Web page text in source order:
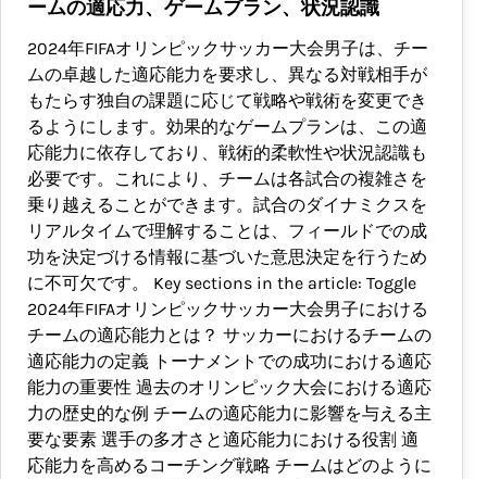
ームの適応力、ゲームプラン、状況認識
2024年FIFAオリンピックサッカー大会男子は、チー
ムの卓越した適応能力を要求し、異なる対戦相手が
もたらす独自の課題に応じて戦略や戦術を変更でき
るようにします。効果的なゲームプランは、この適
応能力に依存しており、戦術的柔軟性や状況認識も
必要です。これにより、チームは各試合の複雑さを
乗り越えることができます。試合のダイナミクスを
リアルタイムで理解することは、フィールドでの成
功を決定づける情報に基づいた意思決定を行うため
に不可欠です。 Key sections in the article: Toggle
2024年FIFAオリンピックサッカー大会男子における
チームの適応能力とは？ サッカーにおけるチームの
適応能力の定義 トーナメントでの成功における適応
能力の重要性 過去のオリンピック大会における適応
力の歴史的な例 チームの適応能力に影響を与える主
要な要素 選手の多才さと適応能力における役割 適
応能力を高めるコーチング戦略 チームはどのように